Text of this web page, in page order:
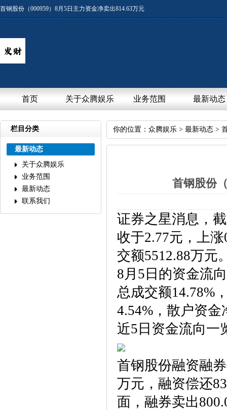
首钢股份（000959）8月5日主力资金净卖出814.63万元
首页 关于众腾娱乐 业务范围 最新动态
栏目分类
最新动态
关于众腾娱乐
业务范围
最新动态
联系我们
你的位置： 众腾娱乐 > 最新动态 >
首钢股份
证券之星消息，
收于2.77元，上
交额5512.88万元
8月5日的资金流
总成交额14.78%
4.54%，散户资金
近5日资金流向一
首钢股份融资融
万元，融资偿还
面，融券卖出